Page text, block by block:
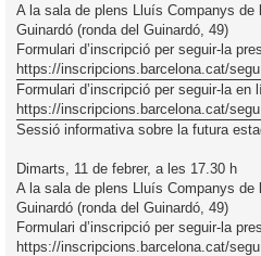
A la sala de plens Lluís Companys de
Guinardó (ronda del Guinardó, 49)
Formulari d’inscripció per seguir-la
https://inscripcions.barcelona.cat/
Formulari d’inscripció per seguir-la en
https://inscripcions.barcelona.cat/
Sessió informativa sobre la futura
Dimarts, 11 de febrer, a les 17.30 h
A la sala de plens Lluís Companys de
Guinardó (ronda del Guinardó, 49)
Formulari d’inscripció per seguir-la
https://inscripcions.barcelona.cat/